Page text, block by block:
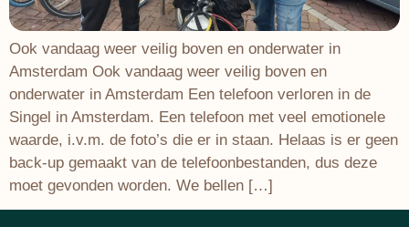
Ook vandaag weer veilig boven en onderwater in
Amsterdam Ook vandaag weer veilig boven en
onderwater in Amsterdam Een telefoon verloren in de
Singel in Amsterdam. Een telefoon met veel emotionele
waarde, i.v.m. de foto’s die er in staan. Helaas is er geen
back-up gemaakt van de telefoonbestanden, dus deze
moet gevonden worden. We bellen […]